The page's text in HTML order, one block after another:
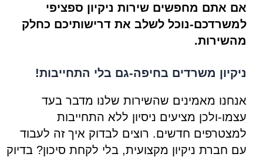
אם אתם מחפשים שירות ניקיון ספציפי
למשרדכם-נוכל לשלב את דרישותיכם כחלק
מהשירות.
ניקיון משרדים בחיפה-גם בלי התחייבות!
אנחנו מאמינים שהשירות שלנו מדבר בעד
עצמו-ולכן מציעים ניסיון ללא התחייבות
למצטרפים חדשים. רוצים לבדוק איך זה לעבוד
עם חברת ניקיון מקצועית, בלי לקחת סיכון? בדיוק